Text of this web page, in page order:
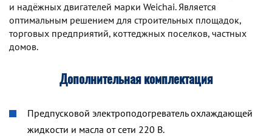
и надёжных двигателей марки Weichai. Является
оптимальным решением для строительных площадок,
торговых предприятий, коттеджных поселков, частных
домов.
Дополнительная комплектация
Предпусковой электроподогреватель охлаждающей
жидкости и масла от сети 220 В.